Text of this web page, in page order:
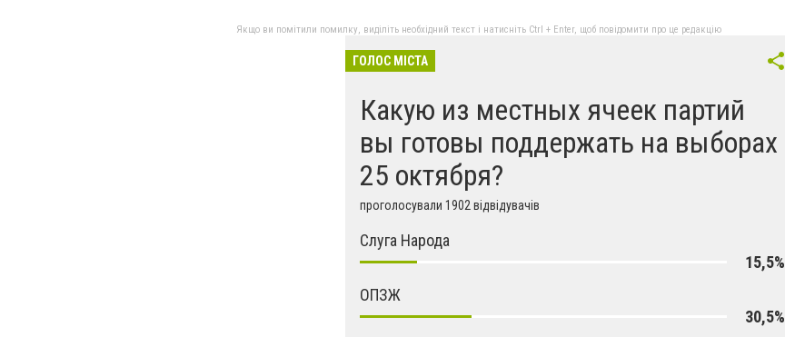
Якщо ви помітили помилку, виділіть необхідний текст і натисніть Ctrl + Enter, щоб повідомити про це редакцію
ГОЛОС МІСТА
Какую из местных ячеек партий
вы готовы поддержать на выборах
25 октября?
проголосували 1902 відвідувачів
Слуга Народа
15,5%
ОПЗЖ
30,5%